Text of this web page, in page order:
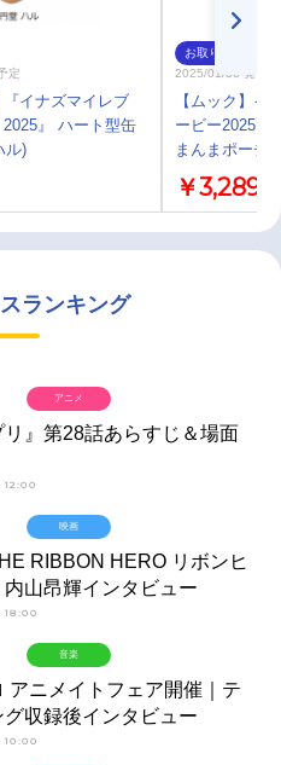
定
『イナズマイレブ
』 ハート型缶
ル)
お取り寄せ
2025/01/30 発売
【ムック】イ
ービー2025
まんまポーチ
￥3,289
ランキング
リ』第28話あらすじ＆場面
アニメ
RIBBON HERO リボンヒ
内山昂輝インタビュー
映画
アニメイトフェア開催｜テ
グ収録後インタビュー
音楽